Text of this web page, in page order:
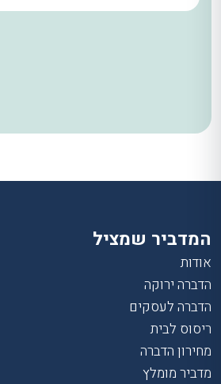
המדביר שמציל
אודות
הדברה ירוקה
הדברה לעסקים
ריסוס לבית
מחירון הדברה
מדביר מומלץ